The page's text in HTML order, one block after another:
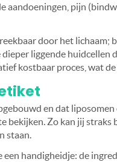
aandoeningen, pijn
door het lichaam;
liggende huidcellen
kostbaar proces, wat
en dat
bekijken. Zo kan jij
staan.
handigheidje: de